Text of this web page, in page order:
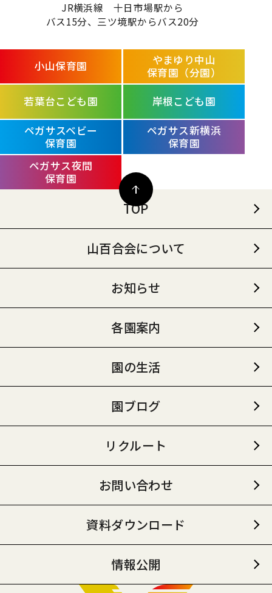
JR横浜線 十日市場駅から
バス15分、三ツ境駅からバス20分
小山保育園
やまゆり中山
保育園 （分園）
若葉台こども園
岸根こども園
ペガサスベビー
保育園
ペガサス新横浜
保育園
ペガサス夜間
保育園
TOP
山百合会について
お知らせ
各園案内
園の生活
園ブログ
リクルート
お問い合わせ
資料ダウンロード
情報公開